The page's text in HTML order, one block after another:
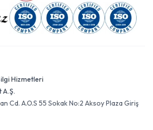
Hizmetleri
A.Ş.
Cd. A.O.S 55 Sokak No:2 Aksoy Plaza Giriş